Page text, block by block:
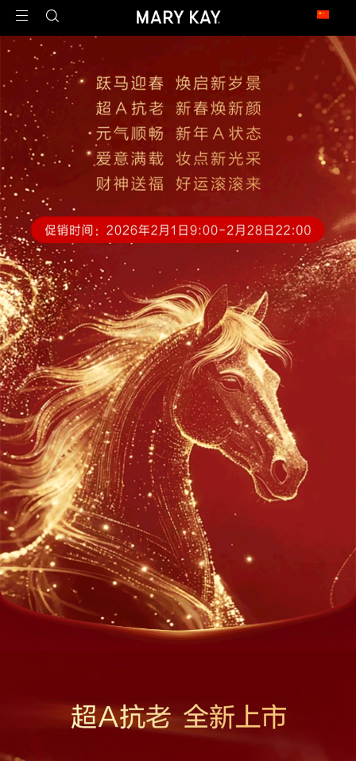
玫琳凯足迹遍布全球
1971年2月23日，玫琳凯公司在澳大利亚开设了第一家子公司，这是玫琳凯迈向
世界的第一步。
今天，玫琳凯的足迹已经遍布近40个市场，是一家真正的全球公司。
北 美
United States 美国 Canada 加拿大
亚 太
China 中国大陆
China - Hongkong 中国香港
China - Taiwan 中国台湾
Armenia 亚美尼亚
Malaysia 马来西亚
Philippines 菲律宾
Singapore 新加坡
拉 美
Argentina 阿根廷
Brazil 巴西
Colombia 哥伦比亚
EI Salvador 萨尔瓦多
Guatemala 危地马拉
Mexico 墨西哥
Uruguay 乌拉圭
Peru 秘鲁
欧 洲
Belarus 白俄罗斯
Czech Republic 捷克共和国
Finland 芬兰
Germany 德国
Ireland 爱尔兰
Kazakhstan 哈萨克斯坦
Lithuania 立陶宛
Moldova 摩尔多瓦
Netherlands 荷兰
Norway 挪威
Poland 波兰
Portugal 葡萄牙
Russia 俄罗斯
Slovakia 斯洛伐克
Spain 西班牙
Sweden 瑞典
Switzerland 瑞士
Ukraine 乌克兰
United Kingdom 英国